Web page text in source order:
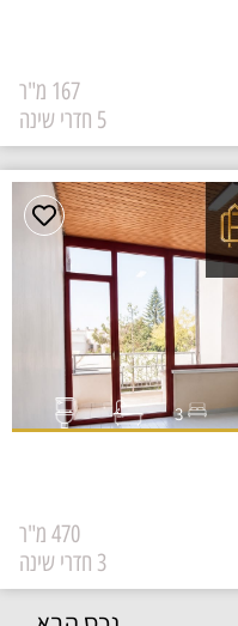
167 מ"ר
3
470 מ"ר